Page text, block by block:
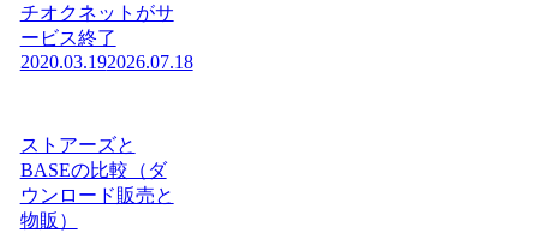
チオクネットがサ
ービス終了
2020.03.192026.07.18
ストアーズと
BASEの比較（ダ
ウンロード販売と
物販）